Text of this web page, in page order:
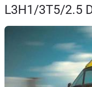
Guide
d'achat
Electriques
Utilitaires
L3H1/3T5/2.5